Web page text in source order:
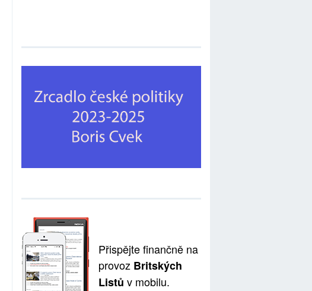
Přispějte finančně na
provoz Britských
Listů v mobilu.